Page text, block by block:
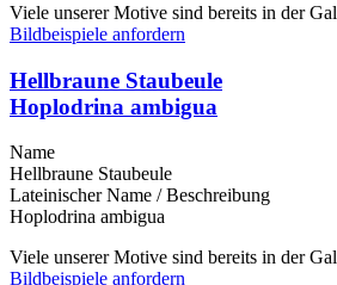
Viele unserer Motive sind bereits in der
Bildbeispiele anfordern
Hellbraune Staubeule
Hoplodrina ambigua
Name
Hellbraune Staubeule
Lateinischer Name / Beschreibung
Hoplodrina ambigua
Viele unserer Motive sind bereits in der
Bildbeispiele anfordern